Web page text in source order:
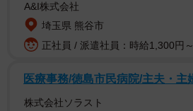
A&I株式会社
埼玉県 熊谷市
正社員 / 派遣社員：時給1,300円
医療事務/徳島市民病院/主夫・主
株式会社ソラスト